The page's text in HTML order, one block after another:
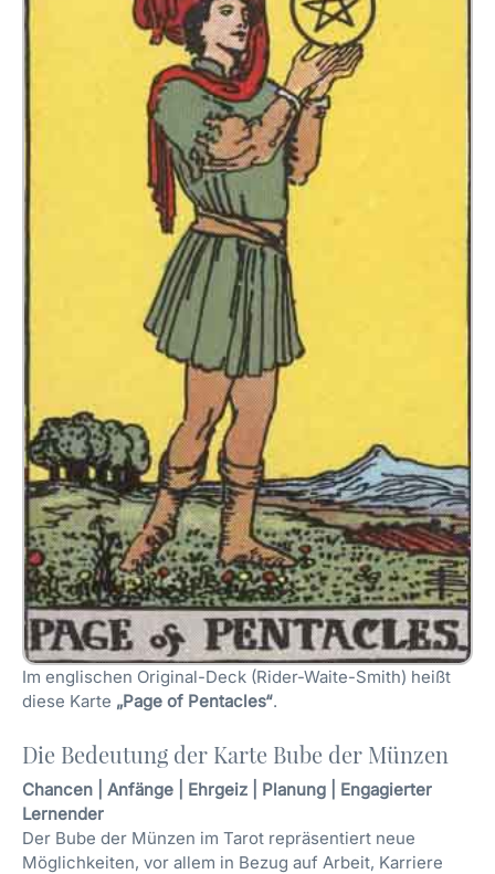
Im englischen Original-Deck (Rider-Waite-Smith) heißt
diese Karte „Page of Pentacles“.
Die Bedeutung der Karte Bube der Münzen
Chancen | Anfänge | Ehrgeiz | Planung | Engagierter
Lernender
Der Bube der Münzen im Tarot repräsentiert neue
Möglichkeiten, vor allem in Bezug auf Arbeit, Karriere